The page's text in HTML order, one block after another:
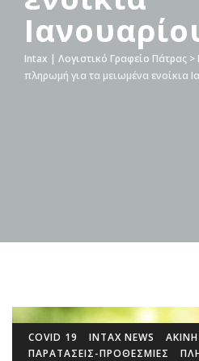
Intax | Λογιστικό Γραφείο Πάτρας >
πληρωμή για τα μειωμένα ενοίκια
COVID 19 INTAX NEWS
ΠΑΡΑΤΑΣΕΙΣ-ΠΡΟΘΕΣΜΙΕΣ